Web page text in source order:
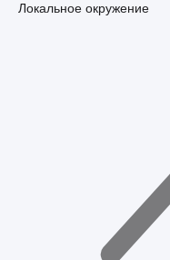
Локальное окружение